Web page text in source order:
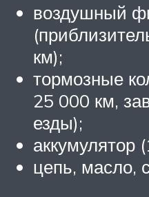
воздушный
км);
тормозные
25 000 км,
езды);
аккумулятор
цепь, масло,